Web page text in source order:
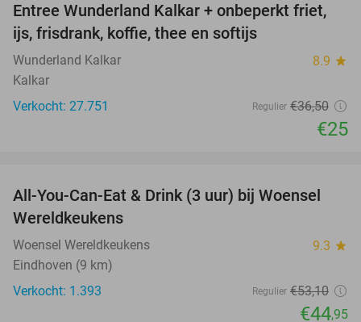
32%
Entree Wunderland Kalkar + onbeperkt friet,
ijs, frisdrank, koffie, thee en softijs
Wunderland Kalkar 8.9 star
Kalkar
Verkocht: 27.751
Regulier €36,50
€25
15%
All-You-Can-Eat & Drink (3 uur) bij Woensel
Wereldkeukens
Woensel Wereldkeukens 9.3 star
Eindhoven (9 km)
Verkocht: 1.393
Regulier €53,10
€44,95